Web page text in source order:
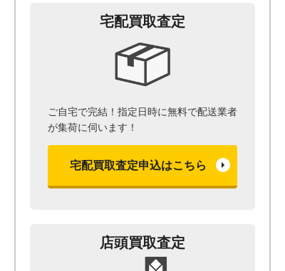
宅配買取査定
ご自宅で完結！指定日時に無料で配送業者
が集荷に伺います！
宅配買取査定申込はこちら
店頭買取査定